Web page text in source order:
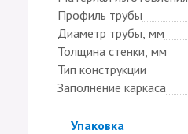
Профиль трубы
Диаметр трубы, мм
Толщина стенки, мм
Тип конструкции
Заполнение каркаса
Скрыть
Упаковка